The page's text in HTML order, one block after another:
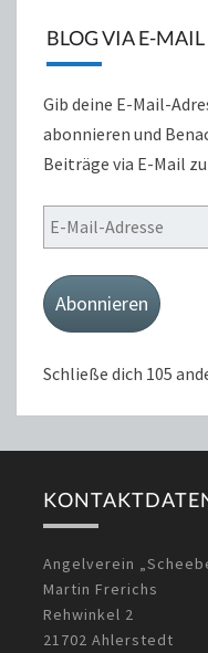
BLOG VIA E-
Gib deine E-Mail-
abonnieren und
Beiträge via E-Mail
E-
Mail-
Adresse
Abonnieren
Schließe dich 105
Angelverein
Martin Frerichs
Rehwinkel 2
21702 Ahlerstedt